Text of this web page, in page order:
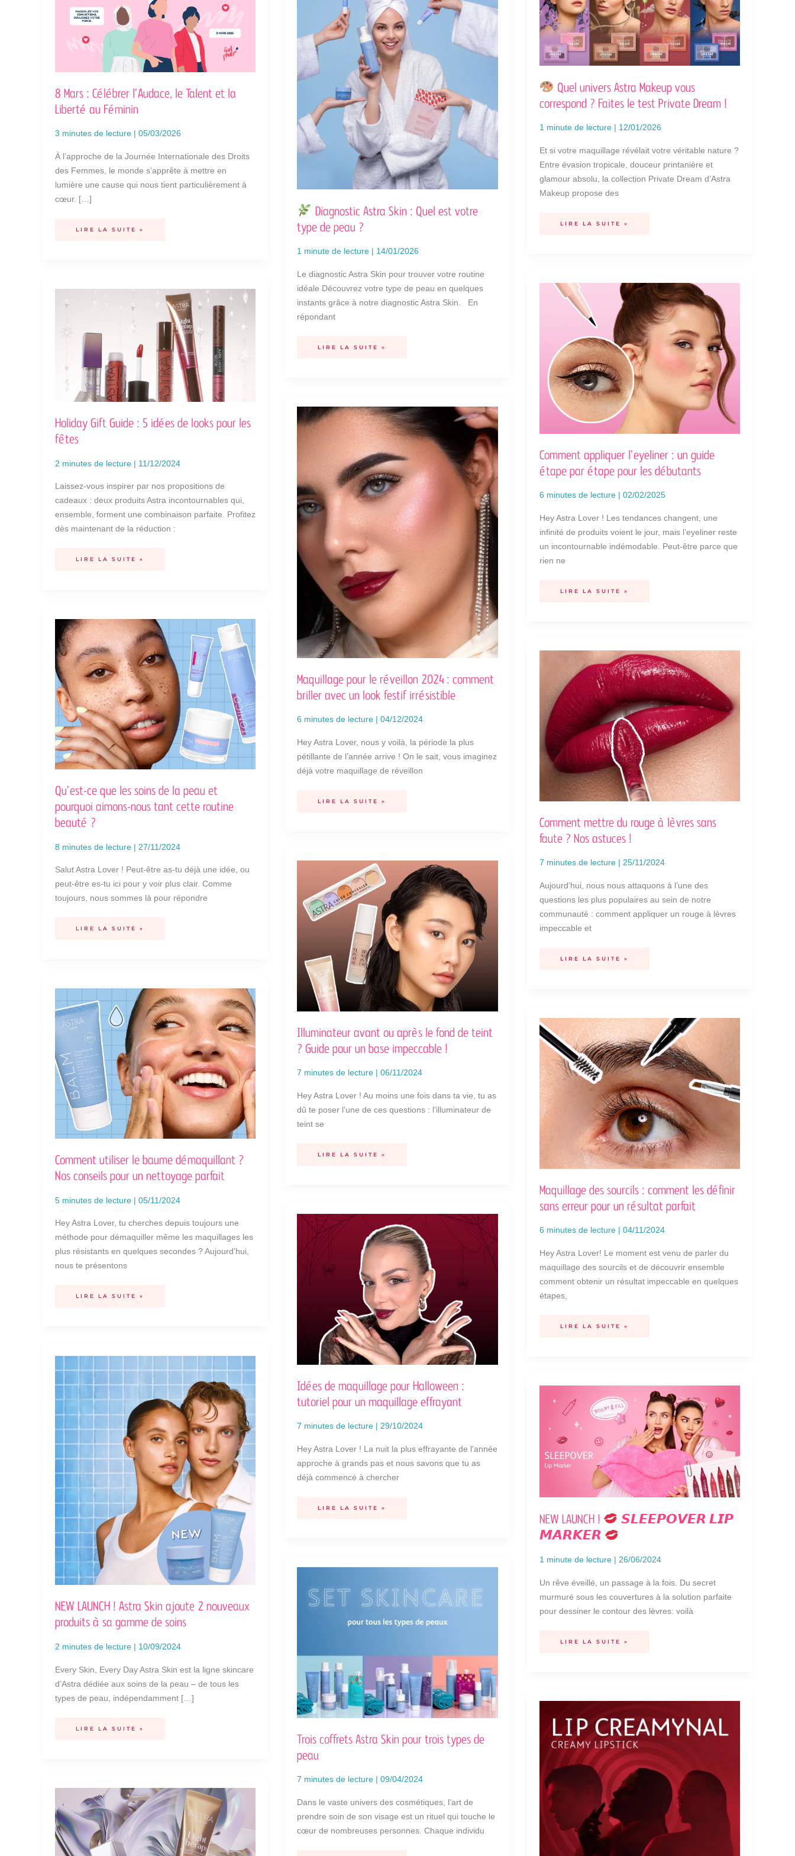
8 Mars : Célébrer l’Audace, le Talent et la
Liberté au Féminin
3 minutes de lecture | 05/03/2026
À l’approche de la Journée Internationale des Droits
des Femmes, le monde s’apprête à mettre en
lumière une cause qui nous tient particulièrement à
cœur. […]
AU
FÉMININ
LIRE LA SUITE »
Diagnostic Astra Skin : Quel est votre
type de peau ?
1 minute de lecture | 14/01/2026
Le diagnostic Astra Skin pour trouver votre routine
idéale Découvrez votre type de peau en quelques
instants grâce à notre diagnostic Astra Skin. En
répondant
LIRE LA SUITE »
Quel univers Astra Makeup vous
correspond ? Faites le test Private Dream !
1 minute de lecture| 12/01/2026
Et si votre maquillage révélait votre véritable nature ?
Entre évasion tropicale, douceur printanière et
glamour absolu, la collection Private Dream d’Astra
Makeup propose des
TEST
PRIVATE
DREAM
!
LIRE LA SUITE »
Comment appliquer l’eyeliner : un guide
étape par étape pour les débutants
6 minutes de lecture| 02/02/2025
Hey Astra Lover ! Les tendances changent, une
infinité de produits voient le jour, mais l’eyeliner reste
un incontournable indémodable. Peut-être parce que
rien ne
COMMENT
APPLIQUER
L’EYELINER
:
UN
GUIDE
ÉTAPE
ÉTAPE
DÉBUTANTS
LIRE LA SUITE »
Holiday Gift Guide : 5 idées de looks pour les
fêtes
2 minutes de lecture | 11/12/2024
Laissez-vous inspirer par nos propositions de
cadeaux : deux produits Astra incontournables qui,
ensemble, forment une combinaison parfaite. Profitez
dès maintenant de la réduction :
HOLIDAY
GIFT
GUIDE
LES
FÊTES
LIRE LA SUITE »
Maquillage pour le réveillon 2024 : comment
briller avec un look festif irrésistible
6 minutes de lecture |04/12/2024
Hey Astra Lover, nous y voilà, la période la plus
pétillante de l’année arrive ! On le sait, vous imaginez
déjà votre maquillage de réveillon
MAQUILLAGE
POUR
LE
RÉVEILLON
IRRÉSISTIBLE
LIRE LA SUITE »
Qu’est-ce que les soins de la peau et
pourquoi aimons-nous tant cette routine
beauté ?
8 minutes de lecture | 27/11/2024
Salut Astra Lover ! Peut-être as-tu déjà une idée, ou
peut-être es-tu ici pour y voir plus clair. Comme
toujours, nous sommes là pour répondre
QU’EST-
CE
QUE
LES
SOINS
LA
PEAU
ET
POURQUOI
AIMONS-
NOUS
TANT
CETTE
ROUTINE
BEAUTÉ
LIRE LA SUITE »
Comment mettre du rouge à lèvres sans
faute ? Nos astuces !
7 minutes de lecture| 25/11/2024
Aujourd’hui, nous nous attaquons à l’une des
questions les plus populaires au sein de notre
communauté : comment appliquer un rouge à lèvres
impeccable et
COMMENT
ROUGE
LÈVRES
SANS
FAUTE
?
NOS
ASTUCES
!
LIRE LA SUITE »
Illuminateur avant ou après le fond de teint
? Guide pour un base impeccable !
7 minutes de lecture |06/11/2024
Hey Astra Lover ! Au moins une fois dans ta vie, tu as
dû te poser l’une de ces questions : l’illuminateur de
teint se
ILLUMINATEUR
FOND
DE
TEINT
?
GUIDE
POUR
UN
BASE
IMPECCABLE
LIRE LA SUITE »
Comment utiliser le baume démaquillant ?
Nos conseils pour un nettoyage parfait
5 minutes de lecture | 05/11/2024
Hey Astra Lover, tu cherches depuis toujours une
méthode pour démaquiller même les maquillages les
plus résistants en quelques secondes ? Aujourd’hui,
nous te présentons
COMMENT
BAUME
DÉMAQUILLANT
?
NOS
CONSEILS
POUR
NETTOYAGE
PARFAIT
LIRE LA SUITE »
Maquillage des sourcils : comment les définir
sans erreur pour un résultat parfait
6 minutes de lecture| 04/11/2024
Hey Astra Lover! Le moment est venu de parler du
maquillage des sourcils et de découvrir ensemble
comment obtenir un résultat impeccable en quelques
étapes,
MAQUILLAGE
SOURCILS
COMMENT
LES
DÉFINIR
SANS
ERREUR
POUR
UN
RÉSULTAT
PARFAIT
LIRE LA SUITE »
Idées de maquillage pour Halloween :
tutoriel pour un maquillage effrayant
7 minutes de lecture | 29/10/2024
Hey Astra Lover ! La nuit la plus effrayante de l’année
approche à grands pas et nous savons que tu as
déjà commencé à chercher
IDÉES
DE
MAQUILLAGE
POUR
HALLOWEEN
TUTORIEL
POUR
MAQUILLAGE
EFFRAYANT
LIRE LA SUITE »
NEW LAUNCH ! Astra Skin ajoute 2 nouveaux
produits à sa gamme de soins
2 minutes de lecture | 10/09/2024
Every Skin, Every Day Astra Skin est la ligne skincare
d’Astra dédiée aux soins de la peau – de tous les
types de peau, indépendamment […]
NEW
ASTRA
2
À
GAMME
DE
SOINS
LIRE LA SUITE »
NEW LAUNCH !
𝙎𝙇𝙀𝙀𝙋𝙊𝙑𝙀𝙍 𝙇𝙄𝙋
𝙈𝘼𝙍𝙆𝙀𝙍
1 minute de lecture| 26/06/2024
Un rêve éveillé, un passage à la fois. Du secret
murmuré sous les couvertures à la solution parfaite
pour dessiner le contour des lèvres: voilà
NEW
𝙎𝙇𝙀𝙀𝙋𝙊𝙑𝙀𝙍
𝙇𝙄𝙋
𝙈𝘼𝙍𝙆𝙀𝙍
LIRE LA SUITE »
Trois coffrets Astra Skin pour trois types de
peau
7 minutes de lecture |09/04/2024
Dans le vaste univers des cosmétiques, l’art de
prendre soin de son visage est un rituel qui touche le
cœur de nombreuses personnes. Chaque individu
TROIS
POUR
TROIS
TYPES
DE
PEAU
LIP
GAME
COLOR
THERAPY
EST
LA
NOUVELLE
COLLECTION
DE
MAQUILLAGE
ASTRA